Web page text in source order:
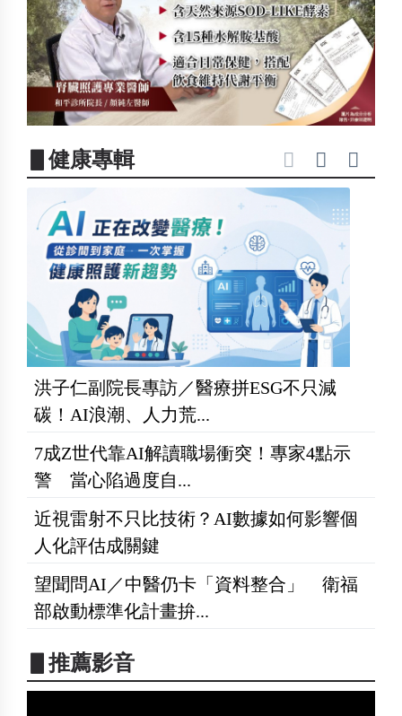
▋健康專輯
洪子仁副院長專訪／醫療拼ESG不只減
碳！AI浪潮、人力荒...
7成Z世代靠AI解讀職場衝突！專家4點示
警 當心陷過度自...
近視雷射不只比技術？AI數據如何影響個
人化評估成關鍵
望聞問AI／中醫仍卡「資料整合」 衛福
部啟動標準化計畫拚...
▋推薦影音